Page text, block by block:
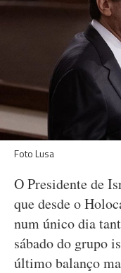
Foto Lusa
O Presidente de
que desde o
num único dia
sábado do grupo
último balanço